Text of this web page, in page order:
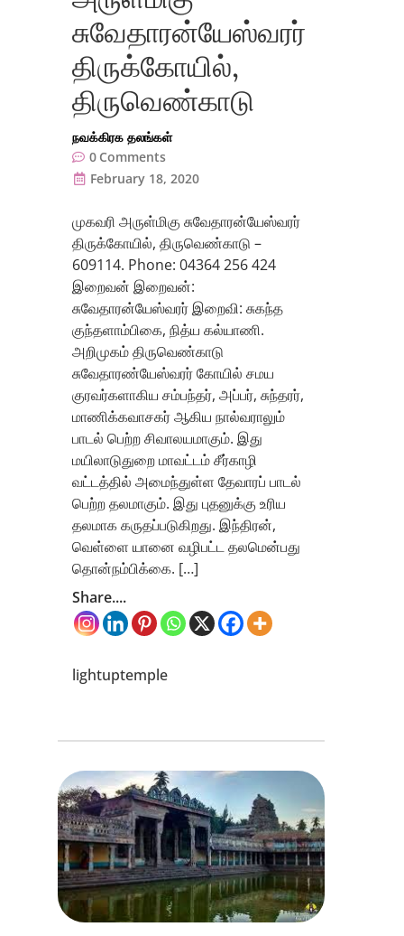
சுவேதாரன்யேஸ்வரர்
திருக்கோயில்,
திருவெண்காடு
நவக்கிரக தலங்கள்
0 Comments
February 18, 2020
முகவரி அருள்மிகு சுவேதாரன்யேஸ்வரர்
திருக்கோயில், திருவெண்காடு –
609114. Phone: 04364 256 424
இறைவன் இறைவன்:
சுவேதாரன்யேஸ்வரர் இறைவி: சுகந்த
குந்தளாம்பிகை, நித்ய கல்யாணி.
அறிமுகம் திருவெண்காடு
சுவேதாரண்யேஸ்வரர் கோயில் சமய
குரவர்களாகிய சம்பந்தர், அப்பர், சுந்தரர்,
மாணிக்கவாசகர் ஆகிய நால்வராலும்
பாடல் பெற்ற சிவாலயமாகும். இது
மயிலாடுதுறை மாவட்டம் சீர்காழி
வட்டத்தில் அமைந்துள்ள தேவாரப் பாடல்
பெற்ற தலமாகும். இது புதனுக்கு உரிய
தலமாக கருதப்படுகிறது. இந்திரன்,
வெள்ளை யானை வழிபட்ட தலமென்பது
தொன்நம்பிக்கை. […]
Share....
lightuptemple